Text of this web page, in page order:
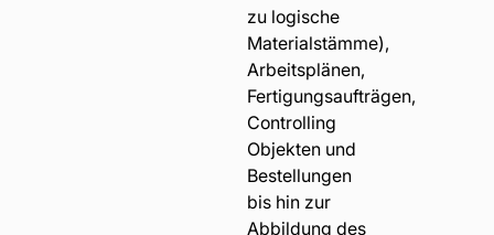
zu logische
Materialstämme),
Arbeitsplänen,
Fertigungsaufträgen,
Controlling
Objekten und
Bestellungen
bis hin zur
Abbildung des